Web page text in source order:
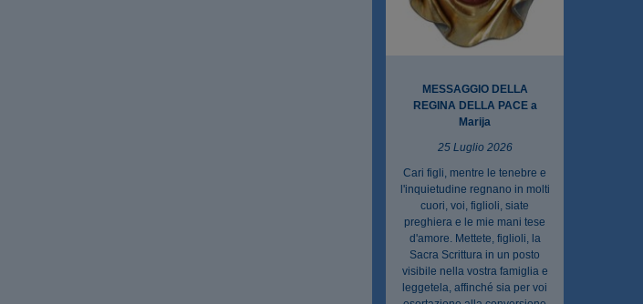
MESSAGGIO DELLA
REGINA DELLA PACE a
Marija
25 Luglio 2026
Cari figli, mentre le tenebre e
l'inquietudine regnano in molti
cuori, voi, figlioli, siate
preghiera e le mie mani tese
d'amore. Mettete, figlioli, la
Sacra Scrittura in un posto
visibile nella vostra famiglia e
leggetela, affinché sia per voi